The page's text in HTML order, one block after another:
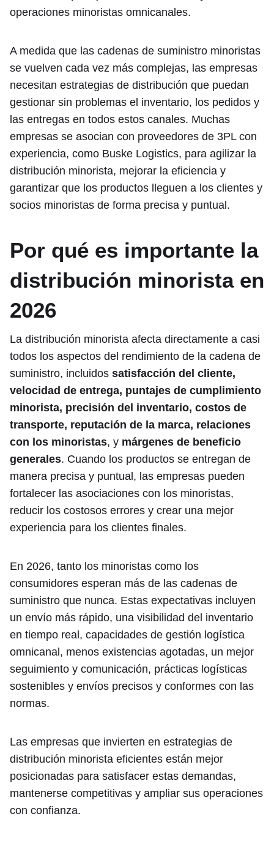
operaciones minoristas omnicanales.
A medida que las cadenas de suministro minoristas
se vuelven cada vez más complejas, las empresas
necesitan estrategias de distribución que puedan
gestionar sin problemas el inventario, los pedidos y
las entregas en todos estos canales. Muchas
empresas se asocian con proveedores de 3PL con
experiencia, como Buske Logistics, para agilizar la
distribución minorista, mejorar la eficiencia y
garantizar que los productos lleguen a los clientes y
socios minoristas de forma precisa y puntual.
Por qué es importante la
distribución minorista en
2026
La distribución minorista afecta directamente a casi
todos los aspectos del rendimiento de la cadena de
suministro, incluidos satisfacción del cliente,
velocidad de entrega, puntajes de cumplimiento
minorista, precisión del inventario, costos de
transporte, reputación de la marca, relaciones
con los minoristas, y márgenes de beneficio
generales. Cuando los productos se entregan de
manera precisa y puntual, las empresas pueden
fortalecer las asociaciones con los minoristas,
reducir los costosos errores y crear una mejor
experiencia para los clientes finales.
En 2026, tanto los minoristas como los
consumidores esperan más de las cadenas de
suministro que nunca. Estas expectativas incluyen
un envío más rápido, una visibilidad del inventario
en tiempo real, capacidades de gestión logística
omnicanal, menos existencias agotadas, un mejor
seguimiento y comunicación, prácticas logísticas
sostenibles y envíos precisos y conformes con las
normas.
Las empresas que invierten en estrategias de
distribución minorista eficientes están mejor
posicionadas para satisfacer estas demandas,
mantenerse competitivas y ampliar sus operaciones
con confianza.